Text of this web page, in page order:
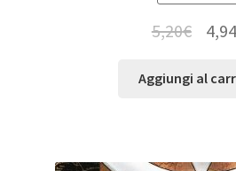
5,20€
Aggiungi al